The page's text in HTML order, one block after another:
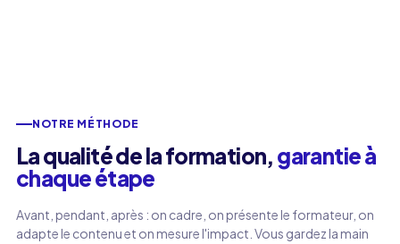
NOTRE MÉTHODE
La qualité de la formation, garantie à
chaque étape
Avant, pendant, après : on cadre, on présente le formateur, on
adapte le contenu et on mesure l'impact. Vous gardez la main